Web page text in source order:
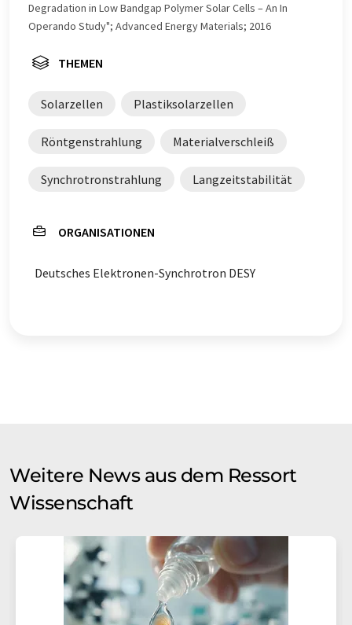
Degradation in Low Bandgap Polymer Solar Cells – An In
Operando Study"; Advanced Energy Materials; 2016
THEMEN
Solarzellen Plastiksolarzellen
Röntgenstrahlung Materialverschleiß
Synchrotronstrahlung Langzeitstabilität
ORGANISATIONEN
Deutsches Elektronen-Synchrotron DESY
Weitere News aus dem Ressort
Wissenschaft